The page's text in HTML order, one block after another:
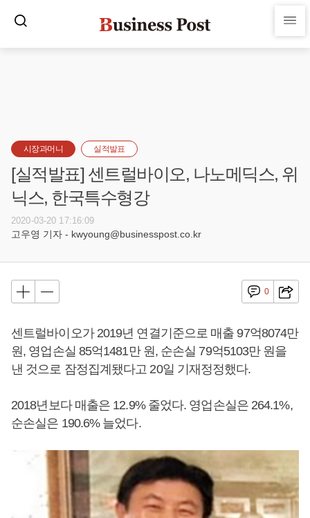
시장과머니 실적발표
[실적발표] 센트럴바이오, 나노메딕스, 위
닉스, 한국특수형강
2020-03-20 17:16:09
고우영 기자 - kwyoung@businesspost.co.kr
0
센트럴바이오가 2019년 연결기준으로 매출 97억8074만
원, 영업손실 85억1481만 원, 순손실 79억5103만 원을
낸 것으로 잠정집계됐다고 20일 기재정정했다.
2018년보다 매출은 12.9% 줄었다. 영업손실은 264.1%,
순손실은 190.6% 늘었다.